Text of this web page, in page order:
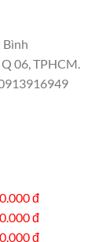
Bình
06, TPHCM.
đ
đ
đ